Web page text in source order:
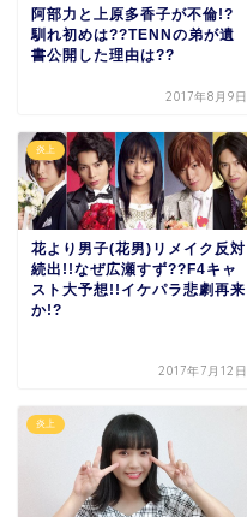
阿部力と上原多香子が不倫!?
馴れ初めは??TENNの弟が遺
書公開した理由は??
2017年8月9日
炎上
花より男子(花男)リメイク反対
続出!!なぜ広瀬すず??F4キャ
スト大予想!!イケパラ悲劇再来
か!?
2017年7月12日
炎上